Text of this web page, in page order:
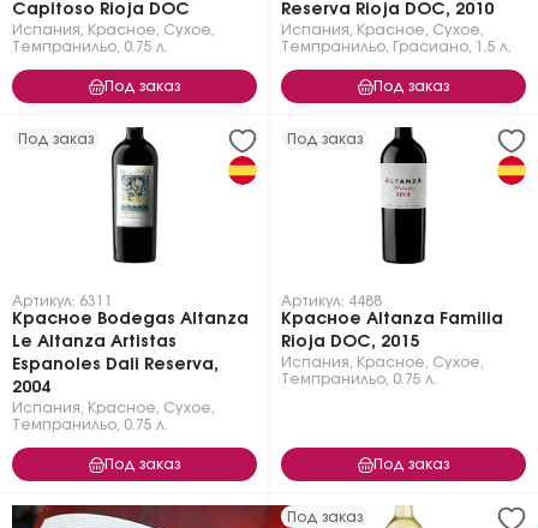
Capitoso Rioja DOC
Испания Красное Сухое
Темпранильо 0.75 л.
Под заказ
Reserva Rioja DOC, 2010
Испания Красное Сухое
Темпранильо
Грасиано 1.5 л.
Под заказ
Под заказ
Артикул: 6311
Красное Bodegas Altanza
Le Altanza Artistas
Espanoles Dali Reserva,
2004
Испания Красное Сухое
Темпранильо 0.75 л.
Под заказ
Под заказ
Артикул: 4488
Красное Altanza Familia
Rioja DOC, 2015
Испания Красное Сухое
Темпранильо 0.75 л.
Под заказ
Под заказ